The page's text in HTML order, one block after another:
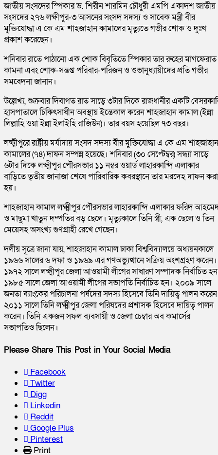
জাতীয় সংসদের স্পিকার ড. শিরীন শারমিন চৌধুরী এমপি একাদশ জাতীয়
সংসদের ২৭৬ লক্ষীপুর-৩ আসনের সংসদ সদস্য ও সাবেক মন্ত্রী বীর
মুক্তিযোদ্ধা এ কে এম শাহজাহান কামালের মৃত্যুতে গভীর শোক ও দুঃখ
প্রকাশ করেছেন।
শনিবার রাতে পাঠানো এক শোক বিবৃতিতে স্পিকার তার রুহের মাগফেরাত
কামনা এবং শোক-সন্তপ্ত পরিবার-পরিজন ও শুভানুধ্যায়ীদের প্রতি গভীর
সমবেদনা জানান।
উল্লেখ্য, শুক্রবার দিবাগত রাত সাড়ে ৩টার দিকে রাজধানীর একটি
হাসপাতালে চিকিৎসাধীন অবস্থায় ইন্তেকাল করেন শাহজাহান কামাল (ইন্না
লিল্লাহি ওয়া ইন্না ইলাইহি রাজিউন)। তার বয়স হয়েছিল ৭৩ বছর।
লক্ষ্মীপুরে রাষ্ট্রীয় মর্যাদায় সংসদ সদস্য বীর মুক্তিযোদ্ধা এ কে এম শাহজাহান
কামালের (৭৪) দাফন সম্পন্ন হয়েছে। শনিবার (৩০ সেপ্টেম্বর) সন্ধ্যা সাড়ে
৬টার দিকে লক্ষ্মীপুর পৌরসভার ১১ নম্বর ওয়ার্ড লাহারকান্দি এলাকার
বাড়িতে তৃতীয় জানাজা শেষে পারিবারিক কবরস্থানে তার মরদেহ দাফন করা
হয়।
শাহজাহান কামাল লক্ষ্মীপুর পৌরসভার লাহারকান্দি এলাকার ফরিদ
ও মাছুমা খাতুন দম্পতির বড় ছেলে। মৃত্যুকালে তিনি স্ত্রী, এক ছেলে ও তিন
মেয়েসহ অসংখ্য গুণগ্রাহী রেখে গেছেন।
দলীয় সূত্রে জানা যায়, শাহজাহান কামাল ঢাকা বিশ্ববিদ্যালয়ে অধ্যয়নকালে
১৯৬৬ সালের ৬ দফা ও ১৯৬৯ এর গণঅভ্যুত্থানে সক্রিয় অংশগ্রহণ করেন।
১৯৭২ সালে লক্ষ্মীপুর জেলা আওয়ামী লীগের সাধারণ সম্পাদক নির্বাচিত
১৯৮৫ সালে জেলা আওয়ামী লীগের সভাপতি নির্বাচিত হন। ২০০৯ সালে
জনতা ব্যাংকের পরিচালনা পর্ষদের সদস্য হিসেবে তিনি দায়িত্ব পালন
২০১১ সালে তিনি লক্ষ্মীপুর জেলা পরিষদের প্রশাসক হিসেবে দায়িত্ব পালন
করেন। তিনি একজন সফল ব্যবসায়ী ও জেলা চেম্বার অব কমার্সের
সভাপতিও ছিলেন।
Please Share This Post in Your Social Media
Facebook
Twitter
Digg
Linkedin
Reddit
Google Plus
Pinterest
Print